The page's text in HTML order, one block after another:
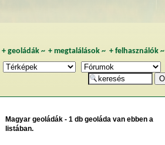
+ geoládák~ +megtalálások ~ + felhasználók~
Magyar geoládák - 1 db geoláda van ebben a
listában.